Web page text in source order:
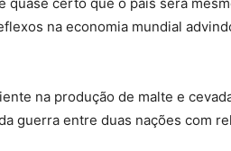
quase certo que o país será
na economia mundial
na produção de malte e
guerra entre duas nações com